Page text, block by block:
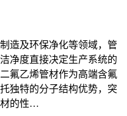
造及环保净化等领域，管
净度直接决定生产系统的
氟乙烯管材作为高端含氟
独特的分子结构优势，突
材的性…